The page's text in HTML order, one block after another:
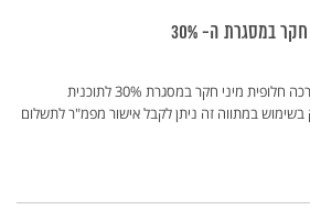
במסגרת ה- 30%
מורים יקרים,מצורף מתווה להערכה חלופית מיני חקר במסגרת 30% לתוכנית
במתווה זה ניתן לקבל אישור מפמ"ר לתשלום